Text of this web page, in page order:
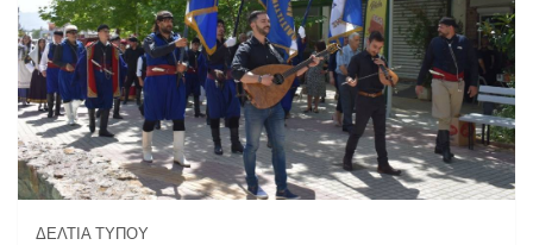
ΔΕΛΤΊΑ ΤΎΠΟΥ